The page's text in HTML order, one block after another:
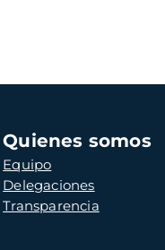
Quienes somos
Equipo
Delegaciones
Transparencia